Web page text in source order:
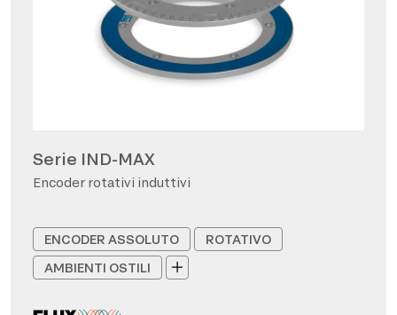
Serie IND-MAX
Encoder rotativi induttivi
ENCODER ASSOLUTO
ROTATIVO
AMBIENTI OSTILI